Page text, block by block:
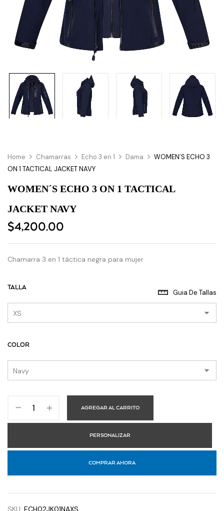
Home Chamarras Echo 3 en 1 Dama
WOMEN´S ECHO 3
ON 1 TACTICAL JACKET NAVY
WOMEN´S ECHO 3 ON 1 TACTICAL
JACKET NAVY
$4,200.00
Chamarra 3 en 1 táctica negra para mujer
Guia De Tallas
TALLA
COLOR
AGREGAR AL CARRITO
PERSONALIZAR
COMPRAR AHORA
SKU: ECH02JK01NAXS